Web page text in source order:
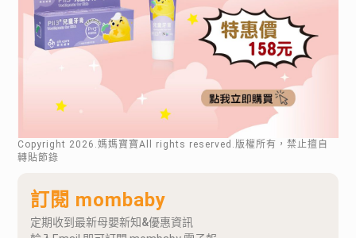
Copyright 2026 .媽媽寶寶All rights reserved.版權所有，禁止擅自
轉貼節錄
訂閱 mombaby
定期收到最新母嬰新知&優惠資訊